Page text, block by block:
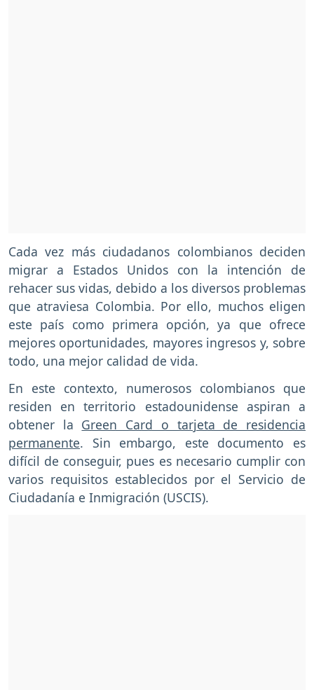
Cada vez más ciudadanos colombianos deciden
migrar a Estados Unidos con la intención de
rehacer sus vidas, debido a los diversos problemas
que atraviesa Colombia. Por ello, muchos eligen
este país como primera opción, ya que ofrece
mejores oportunidades, mayores ingresos y, sobre
todo, una mejor calidad de vida.
En este contexto, numerosos colombianos que
residen en territorio estadounidense aspiran a
obtener la Green Card o tarjeta de residencia
permanente. Sin embargo, este documento es
difícil de conseguir, pues es necesario cumplir con
varios requisitos establecidos por el Servicio de
Ciudadanía e Inmigración (USCIS).